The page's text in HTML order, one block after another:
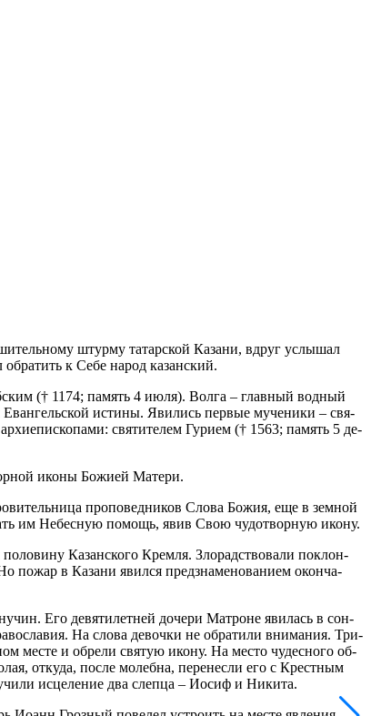
штур­му та­тар­ской Ка­за­ни, вдруг услы­шал
к Се­бе на­род ка­зан­ский.
(† 1174; па­мять 4 июля). Вол­га – глав­ный вод­ный
Еван­гель­ской ис­ти­ны. Яви­лись пер­вые му­че­ни­ки – свя­
свя­ти­те­лем Гу­ри­ем († 1563; па­мять 5 де­
ико­ны Бо­жи­ей Ма­те­ри.
про­по­вед­ни­ков Сло­ва Бо­жия, еще в зем­ной
им Небес­ную по­мощь, явив Свою чу­до­твор­ную ико­ну.
Ка­зан­ско­го Крем­ля. Зло­рад­ство­ва­ли по­клон­
по­жар в Ка­за­ни явил­ся пред­зна­ме­но­ва­ни­ем окон­ча­
Его де­вя­ти­лет­ней до­че­ри Мат­роне яви­лась в сон­
На сло­ва де­воч­ки не об­ра­ти­ли вни­ма­ния. Три­
ме­сте и об­ре­ли свя­тую ико­ну. На ме­сто чу­дес­но­го об­
от­ку­да, по­сле мо­леб­на, пе­ре­нес­ли его с Крест­ным
ис­це­ле­ние два слеп­ца – Иосиф и Ни­ки­та.